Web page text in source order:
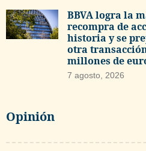
BBVA logra la
recompra de
historia y se
otra
millones de
7 agosto, 2026
Opinión